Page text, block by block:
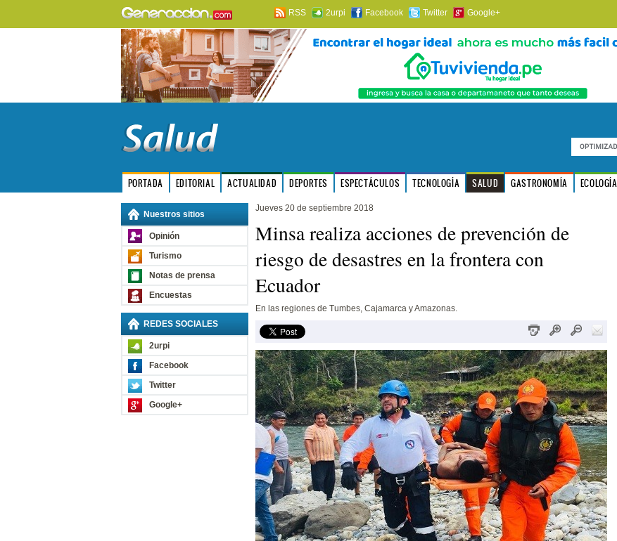
RSS 2urpi Facebook Twitter Google+
PORTADA EDITORIAL ACTUALIDAD DEPORTES ESPECTÁCULOS TECNOLOGÍA SALUD GASTRONOMÍA ECOLOGÍA
Nuestros sitios
Opinión
Turismo
Notas de prensa
Encuestas
REDES SOCIALES
2urpi
Facebook
Twitter
Google+
Jueves 20 de septiembre 2018
Minsa realiza acciones de prevención de
riesgo de desastres en la frontera con
Ecuador
En las regiones de Tumbes, Cajamarca y Amazonas.